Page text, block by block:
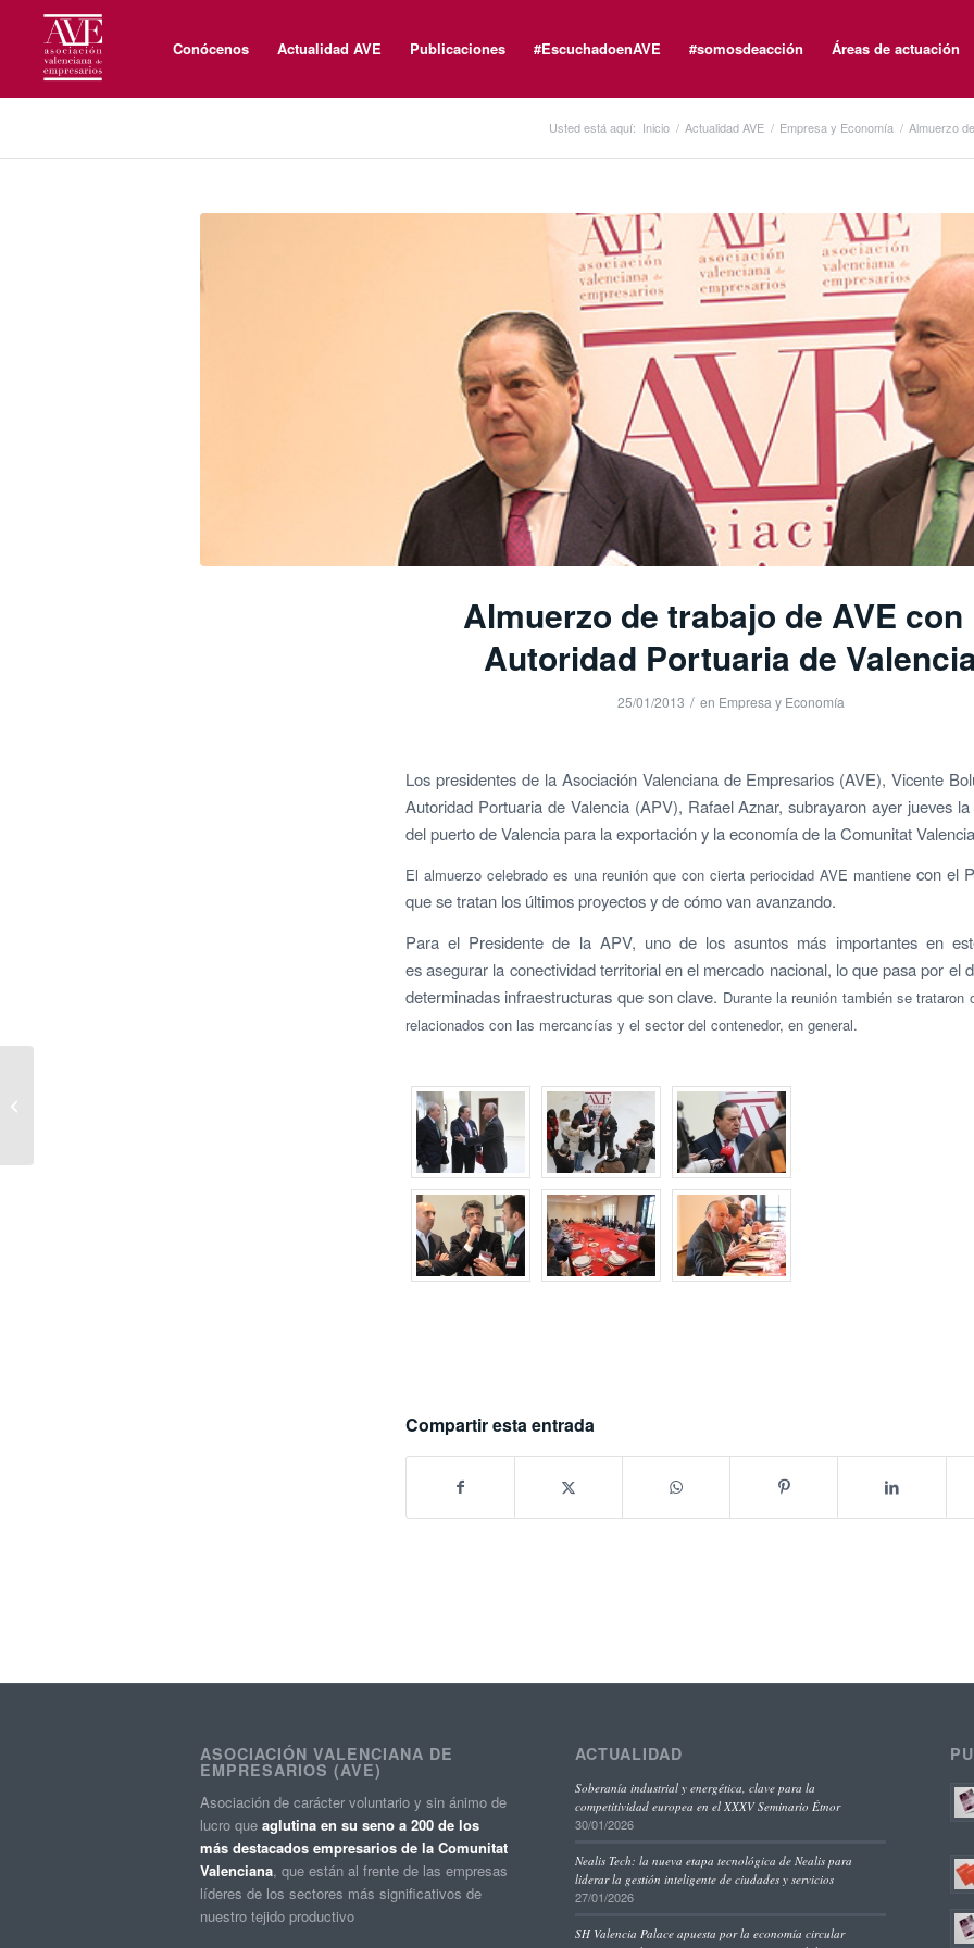
Conócenos Actualidad AVE Publicaciones #EscuchadoenAVE #somosdeacción Áreas de actuación
Usted está aquí: Inicio / Actualidad AVE / Empresa y Economía / Almuerzo
Almuerzo de trabajo de AVE con
Autoridad Portuaria de
25/01/2013 / en Empresa y Economía
Los presidentes de la Asociación Valenciana de Empresarios (AVE), Vicente
Autoridad Portuaria de Valencia (APV), Rafael Aznar, subrayaron ayer jueves
del puerto de Valencia para la exportación y la economía de la Comunitat
El almuerzo celebrado es una reunión que con cierta periocidad AVE mantiene con el
que se tratan los últimos proyectos y de cómo van avanzando.
Para el Presidente de la APV, uno de los asuntos más importantes en
es asegurar la conectividad territorial en el mercado nacional, lo que pasa por el
determinadas infraestructuras que son clave. Durante la reunión también se trataron
relacionados con las mercancías y el sector del contenedor, en general.
Compartir esta entrada
ASOCIACIÓN VALENCIANA DE
EMPRESARIOS (AVE)
Asociación de carácter voluntario y sin ánimo de
lucro que aglutina en su seno a 200 de los
más destacados empresarios de la Comunitat
Valenciana, que están al frente de las empresas
líderes de los sectores más significativos de
nuestro tejido productivo
ACTUALIDAD
Soberanía industrial y energética, clave para la
competitividad europea en el XXXV Seminario Étnor
30/01/2026
Nealis Tech: la nueva etapa tecnológica de Nealis para
liderar la gestión inteligente de ciudades y servicios
27/01/2026
SH Valencia Palace apuesta por la economía circular